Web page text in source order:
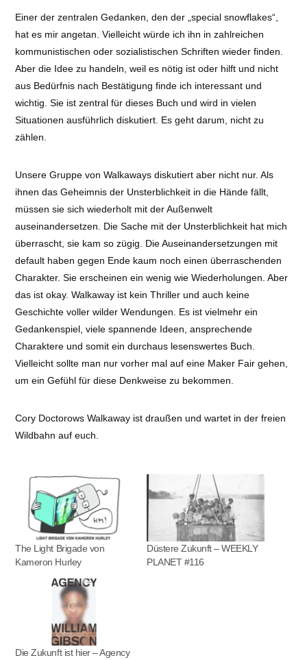
Einer der zentralen Gedanken, den der „special snowflakes“,
hat es mir angetan. Vielleicht würde ich ihn in zahlreichen
kommunistischen oder sozialistischen Schriften wieder finden.
Aber die Idee zu handeln, weil es nötig ist oder hilft und nicht
aus Bedürfnis nach Bestätigung finde ich interessant und
wichtig. Sie ist zentral für dieses Buch und wird in vielen
Situationen ausführlich diskutiert. Es geht darum, nicht zu
zählen.
Unsere Gruppe von Walkaways diskutiert aber nicht nur. Als
ihnen das Geheimnis der Unsterblichkeit in die Hände fällt,
müssen sie sich wiederholt mit der Außenwelt
auseinandersetzen. Die Sache mit der Unsterblichkeit hat mich
überrascht, sie kam so zügig. Die Auseinandersetzungen mit
default haben gegen Ende kaum noch einen überraschenden
Charakter. Sie erscheinen ein wenig wie Wiederholungen. Aber
das ist okay. Walkaway ist kein Thriller und auch keine
Geschichte voller wilder Wendungen. Es ist vielmehr ein
Gedankenspiel, viele spannende Ideen, ansprechende
Charaktere und somit ein durchaus lesenswertes Buch.
Vielleicht sollte man nur vorher mal auf eine Maker Fair gehen,
um ein Gefühl für diese Denkweise zu bekommen.
Cory Doctorows Walkaway ist draußen und wartet in der freien
Wildbahn auf euch.
The Light Brigade von
Kameron Hurley
Düstere Zukunft – WEEKLY
PLANET #116
Die Zukunft ist hier – Agency